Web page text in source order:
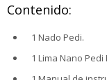
Contenido:
1 Nado Pedi.
1 Lima Nano Pedi